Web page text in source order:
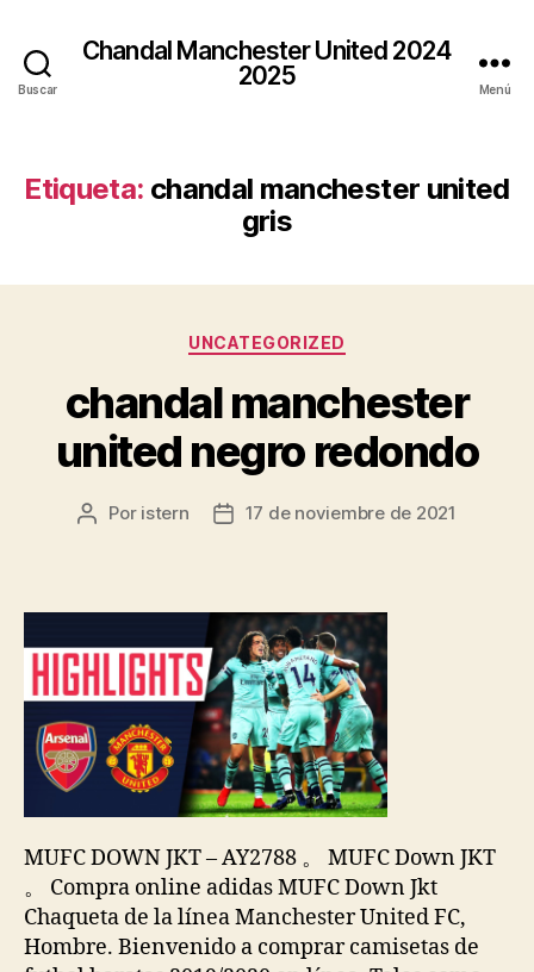
Buscar
Chandal Manchester United 2024
2025
Menú
Etiqueta: chandal manchester united
gris
Categorías
UNCATEGORIZED
chandal manchester
united negro redondo
Autor
Por istern
Fecha17 de noviembre de 2021
MUFC DOWN JKT – AY2788 。 MUFC Down JKT
。 Compra online adidas MUFC Down Jkt
Chaqueta de la línea Manchester United FC,
Hombre. Bienvenido a comprar camisetas de